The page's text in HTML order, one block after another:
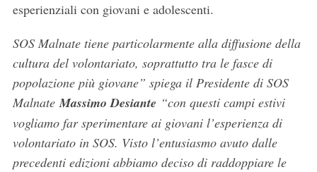
esperienziali con giovani e adolescenti.
SOS Malnate tiene particolarmente alla diffusione della
cultura del volontariato, soprattutto tra le fasce di
popolazione più giovane” spiega il Presidente di SOS
MalnateMassimo Desiante “con questi campi estivi
vogliamo far sperimentare ai giovani l’esperienza di
volontariato in SOS. Visto l’entusiasmo avuto dalle
precedenti edizioni abbiamo deciso di raddoppiare le